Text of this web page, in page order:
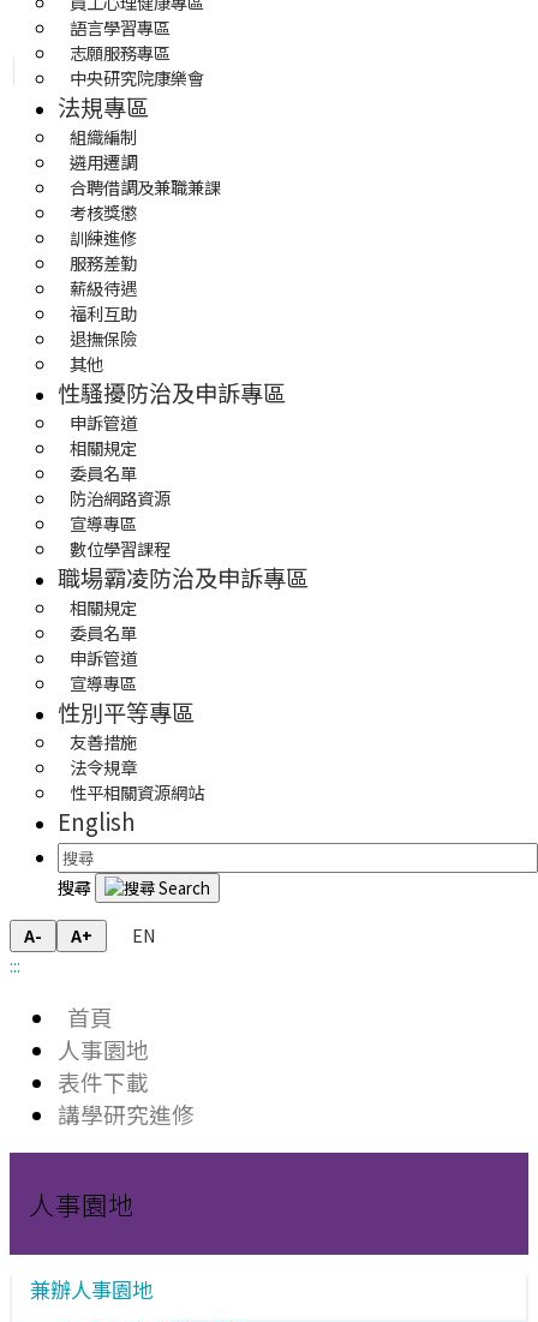
語言學習專區
志願服務專區
中央研究院康樂會
法規專區
組織編制
遴用遷調
合聘借調及兼職兼課
考核獎懲
訓練進修
服務差勤
薪級待遇
福利互助
退撫保險
其他
性騷擾防治及申訴專區
申訴管道
相關規定
委員名單
防治網路資源
宣導專區
數位學習課程
職場霸凌防治及申訴專區
相關規定
委員名單
申訴管道
宣導專區
性別平等專區
友善措施
法令規章
性平相關資源網站
English
搜尋
A- A+
EN
:::
首頁
人事園地
表件下載
講學研究進修
人事園地
兼辦人事園地